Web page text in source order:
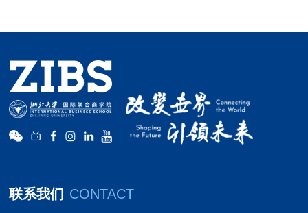
联系我们 CONTACT